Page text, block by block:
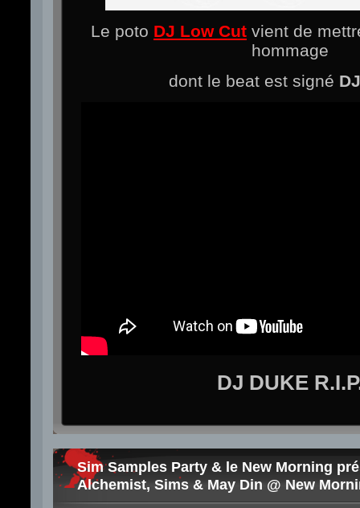
Le poto DJ Low Cut vient de
hommage
dont le beat est signé
DJ DUKE
Sim Samples Party & le New Morning
Alchemist, Sims & May Din @ New